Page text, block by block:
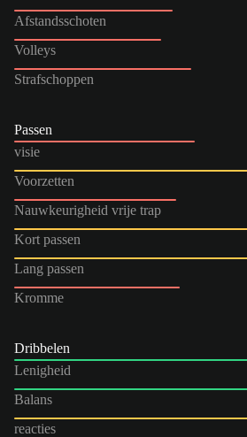
Afstandsschoten
Volleys
Strafschoppen
Passen
visie
Voorzetten
Nauwkeurigheid vrije trap
Kort passen
Lang passen
Kromme
Dribbelen
Lenigheid
Balans
reacties